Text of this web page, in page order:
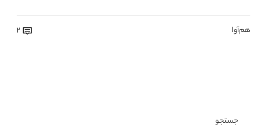
هم‌آوا 2
جستجو